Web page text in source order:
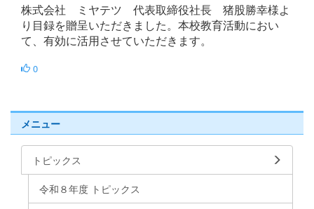
株式会社 ミヤテツ 代表取締役社長 猪股勝幸様よ
り目録を贈呈いただきました。本校教育活動におい
て、有効に活用させていただきます。
0
メニュー
トピックス
令和８年度 トピックス